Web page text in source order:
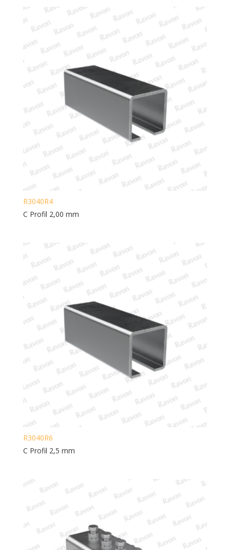
R3040R4
C Profil 2,00 mm
R3040R6
C Profil 2,5 mm